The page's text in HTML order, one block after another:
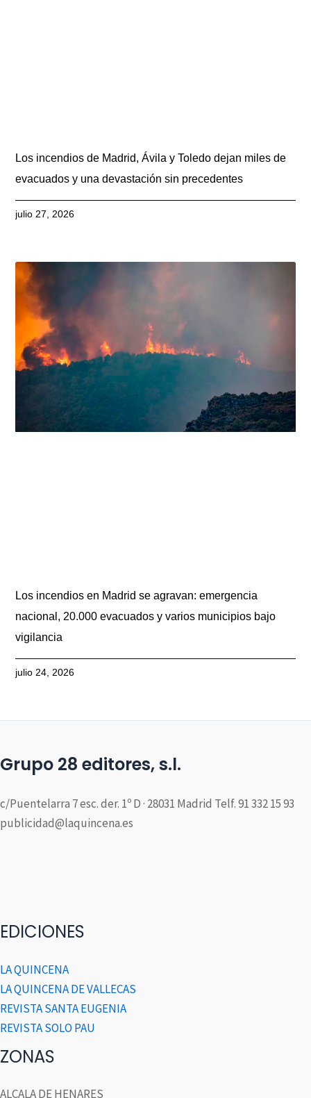
Los incendios de Madrid, Ávila y Toledo dejan miles de
evacuados y una devastación sin precedentes
julio 27, 2026
Los incendios en Madrid se agravan: emergencia
nacional, 20.000 evacuados y varios municipios bajo
vigilancia
julio 24, 2026
Grupo 28 editores, s.l.
c/Puentelarra 7 esc. der. 1º D · 28031 Madrid Telf. 91 332 15 93
publicidad@laquincena.es
EDICIONES
LA QUINCENA
LA QUINCENA DE VALLECAS
REVISTA SANTA EUGENIA
REVISTA SOLO PAU
ZONAS
ALCALA DE HENARES